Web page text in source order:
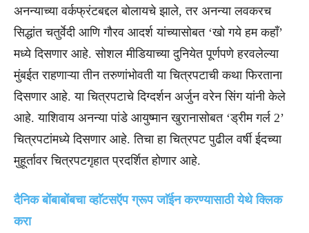
अनन्याच्या वर्कफ्रंटबद्दल बोलायचे झाले, तर अनन्या लवकरच
सिद्धांत चतुर्वेदी आणि गौरव आदर्श यांच्यासोबत ‘खो गये हम कहाँ’
मध्ये दिसणार आहे. सोशल मीडियाच्या दुनियेत पूर्णपणे हरवलेल्या
मुंबईत राहणाऱ्या तीन तरुणांभोवती या चित्रपटाची कथा फिरताना
दिसणार आहे. या चित्रपटाचे दिग्दर्शन अर्जुन वरेन सिंग यांनी केले
आहे. याशिवाय अनन्या पांडे आयुष्मान खुरानासोबत ‘ड्रीम गर्ल 2’
चित्रपटांमध्ये दिसणार आहे. तिचा हा चित्रपट पुढील वर्षी ईदच्या
मुहूर्तावर चित्रपटगृहात प्रदर्शित होणार आहे.
दैनिक बाेंबाबाेंबचा व्हाॅटसऍप ग्रूप जाॅईन करण्यासाठी येथे क्लिक
करा